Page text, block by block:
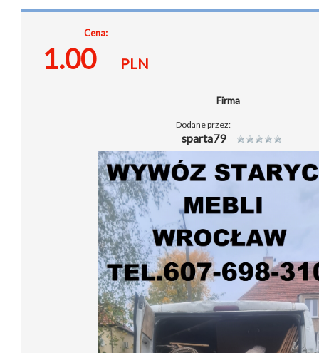
Cena:
1.00 PLN
Firma
Dodane przez:
sparta79